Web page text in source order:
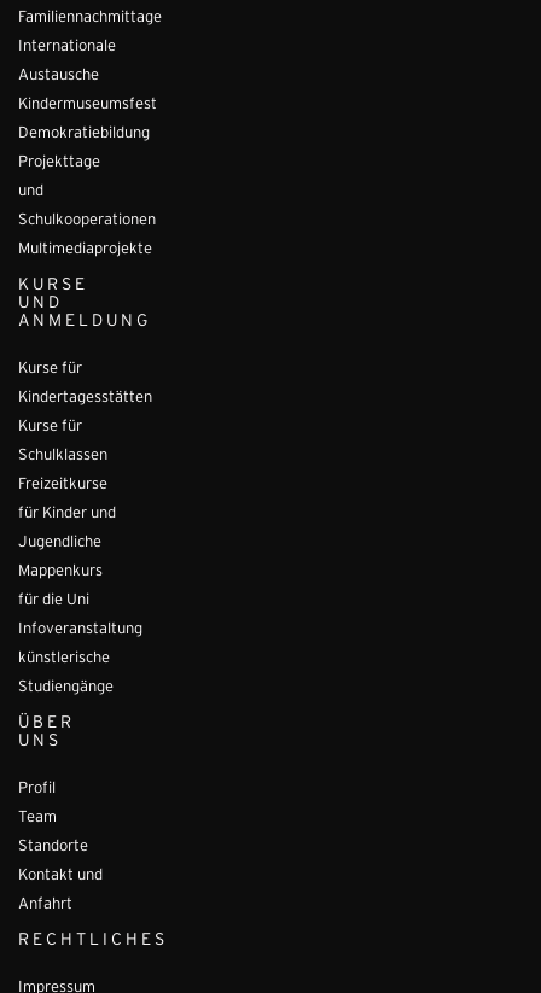
Familiennachmittage
Internationale
Austausche
Kindermuseumsfest
Demokratiebildung
Projekttage
und
Schulkooperationen
Multimediaprojekte
KURSE
UND
ANMELDUNG
Kurse für
Kindertagesstätten
Kurse für
Schulklassen
Freizeitkurse
für Kinder und
Jugendliche
Mappenkurs
für die Uni
Infoveranstaltung
künstlerische
Studiengänge
ÜBER
UNS
Profil
Team
Standorte
Kontakt und
Anfahrt
RECHTLICHES
Impressum